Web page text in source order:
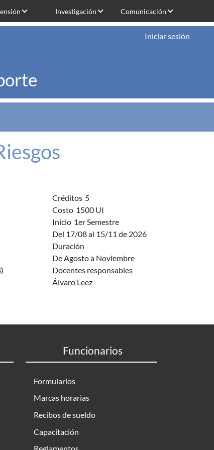
Investigación Comunicación
Iniciar sesión
Créditos 5
Costo 1500 UI
Inicio 1er Semestre
Del 17/08 al 15/11 de 2026
Duración
De Agosto a Noviembre
Docentes responsables
Álvaro Leez
Funcionarios
Formularios
Marcas horarias
Recibos de sueldo
Capacitación